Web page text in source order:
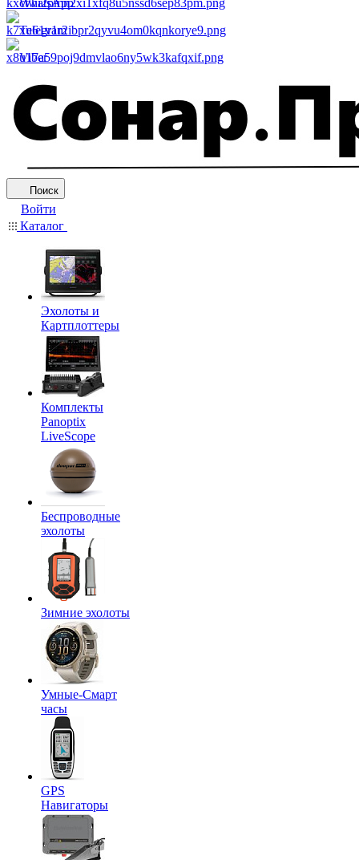
WhatsApp
Telegram
Viber
Поиск
Войти
Каталог
Эхолоты и
Картплоттеры
Комплекты
Panoptix
LiveScope
Беспроводные
эхолоты
Зимние эхолоты
Умные-Смарт
часы
GPS
Навигаторы